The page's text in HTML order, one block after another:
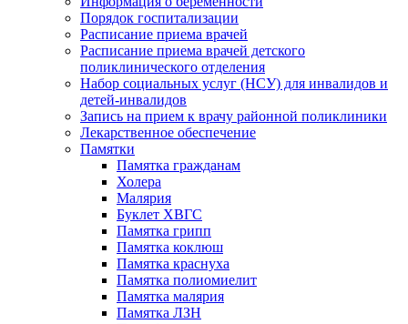
Порядок госпитализации
Расписание приема врачей
Расписание приема врачей детского
поликлинического отделения
Набор социальных услуг (НСУ) для инвалидов и
детей-инвалидов
Запись на прием к врачу районной поликлиники
Лекарственное обеспечение
Памятки
Памятка гражданам
Холера
Малярия
Буклет ХВГС
Памятка грипп
Памятка коклюш
Памятка краснуха
Памятка полиомиелит
Памятка малярия
Памятка ЛЗН